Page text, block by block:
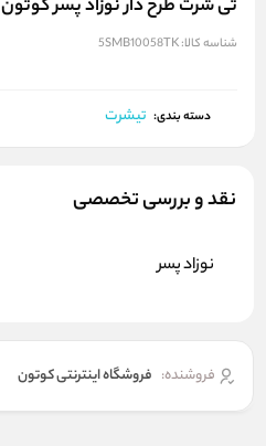
تی شرت طرح دار نوزاد پسر کوتون Koton کد 5SMB10058TK
شناسه کالا:5SMB10058TK
دسته بندی: تیشرت
نقد و بررسی تخصصی
نوزاد پسر
فروشنده: فروشگاه اینترنتی کوتون